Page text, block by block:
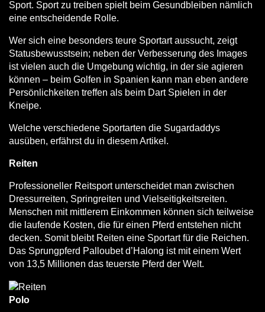
Sport. Sport zu treiben spielt beim Gesundbleiben nämlich
eine entscheidende Rolle.
Wer sich eine besonders teure Sportart aussucht, zeigt
Statusbewusstsein; neben der Verbesserung des Images
ist vielen auch die Umgebung wichtig, in der sie agieren
können – beim Golfen in Spanien kann man eben andere
Persönlichkeiten treffen als beim Dart Spielen in der
Kneipe.
Welche verschiedene Sportarten die Sugardaddys
ausüben, erfährst du in diesem Artikel.
Reiten
Professioneller Reitsport unterscheidet man zwischen
Dressurreiten, Springreiten und Vielseitigkeitsreiten.
Menschen mit mittlerem Einkommen können sich teilweise
die laufende Kosten, die für einen Pferd entstehen nicht
decken. Somit bleibt Reiten eine Sportart für die Reichen.
Das Sprungpferd Palloubet d’Halong ist mit einem Wert
von 13,5 Millionen das teuerste Pferd der Welt.
Polo